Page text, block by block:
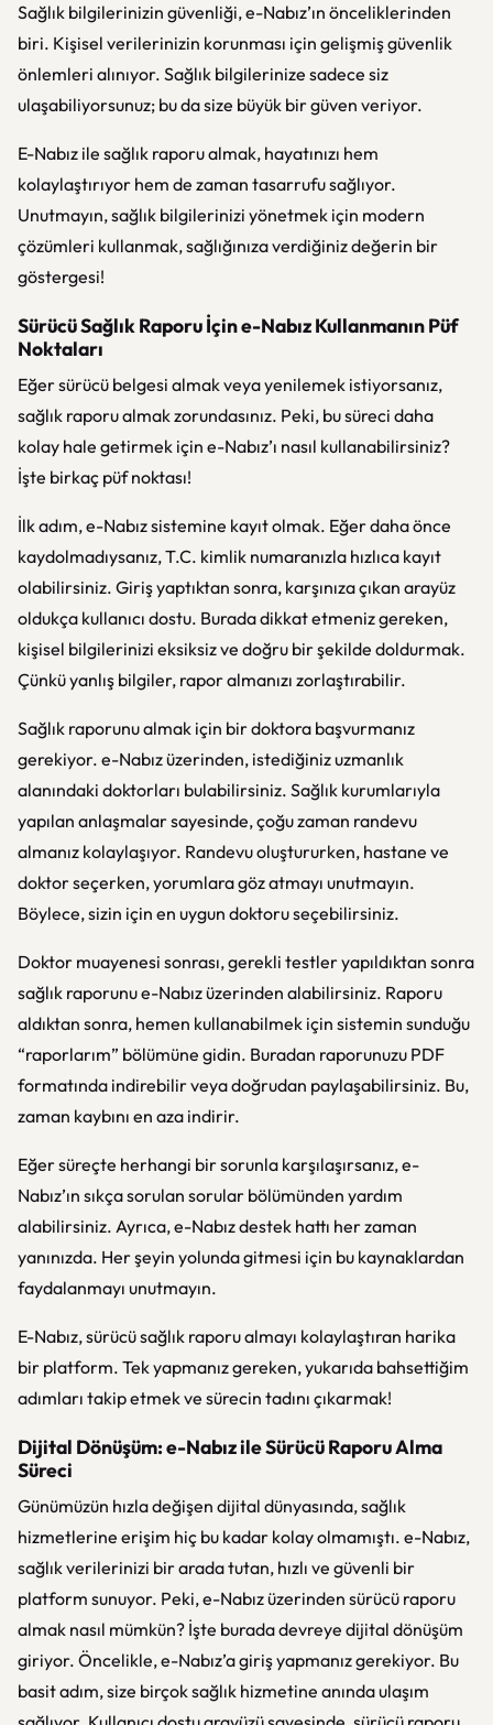
Sağlık bilgilerinizin güvenliği, e-Nabız’ın önceliklerinden
biri. Kişisel verilerinizin korunması için gelişmiş güvenlik
önlemleri alınıyor. Sağlık bilgilerinize sadece siz
ulaşabiliyorsunuz; bu da size büyük bir güven veriyor.
E-Nabız ile sağlık raporu almak, hayatınızı hem
kolaylaştırıyor hem de zaman tasarrufu sağlıyor.
Unutmayın, sağlık bilgilerinizi yönetmek için modern
çözümleri kullanmak, sağlığınıza verdiğiniz değerin bir
göstergesi!
Sürücü Sağlık Raporu İçin e-Nabız Kullanmanın Püf
Noktaları
Eğer sürücü belgesi almak veya yenilemek istiyorsanız,
sağlık raporu almak zorundasınız. Peki, bu süreci daha
kolay hale getirmek için e-Nabız’ı nasıl kullanabilirsiniz?
İşte birkaç püf noktası!
İlk adım, e-Nabız sistemine kayıt olmak. Eğer daha önce
kaydolmadıysanız, T.C. kimlik numaranızla hızlıca kayıt
olabilirsiniz. Giriş yaptıktan sonra, karşınıza çıkan arayüz
oldukça kullanıcı dostu. Burada dikkat etmeniz gereken,
kişisel bilgilerinizi eksiksiz ve doğru bir şekilde doldurmak.
Çünkü yanlış bilgiler, rapor almanızı zorlaştırabilir.
Sağlık raporunu almak için bir doktora başvurmanız
gerekiyor. e-Nabız üzerinden, istediğiniz uzmanlık
alanındaki doktorları bulabilirsiniz. Sağlık kurumlarıyla
yapılan anlaşmalar sayesinde, çoğu zaman randevu
almanız kolaylaşıyor. Randevu oluştururken, hastane ve
doktor seçerken, yorumlara göz atmayı unutmayın.
Böylece, sizin için en uygun doktoru seçebilirsiniz.
Doktor muayenesi sonrası, gerekli testler yapıldıktan sonra
sağlık raporunu e-Nabız üzerinden alabilirsiniz. Raporu
aldıktan sonra, hemen kullanabilmek için sistemin sunduğu
“raporlarım” bölümüne gidin. Buradan raporunuzu PDF
formatında indirebilir veya doğrudan paylaşabilirsiniz. Bu,
zaman kaybını en aza indirir.
Eğer süreçte herhangi bir sorunla karşılaşırsanız, e-
Nabız’ın sıkça sorulan sorular bölümünden yardım
alabilirsiniz. Ayrıca, e-Nabız destek hattı her zaman
yanınızda. Her şeyin yolunda gitmesi için bu kaynaklardan
faydalanmayı unutmayın.
E-Nabız, sürücü sağlık raporu almayı kolaylaştıran harika
bir platform. Tek yapmanız gereken, yukarıda bahsettiğim
adımları takip etmek ve sürecin tadını çıkarmak!
Dijital Dönüşüm: e-Nabız ile Sürücü Raporu Alma
Süreci
Günümüzün hızla değişen dijital dünyasında, sağlık
hizmetlerine erişim hiç bu kadar kolay olmamıştı. e-Nabız,
sağlık verilerinizi bir arada tutan, hızlı ve güvenli bir
platform sunuyor. Peki, e-Nabız üzerinden sürücü raporu
almak nasıl mümkün? İşte burada devreye dijital dönüşüm
giriyor. Öncelikle, e-Nabız’a giriş yapmanız gerekiyor. Bu
basit adım, size birçok sağlık hizmetine anında ulaşım